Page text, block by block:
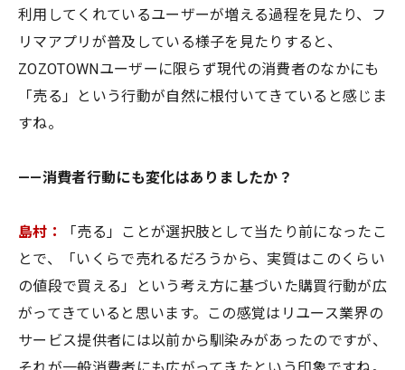
利用してくれているユーザーが増える過程を見たり、フ
リマアプリが普及している様子を見たりすると、
ZOZOTOWNユーザーに限らず現代の消費者のなかにも
「売る」という行動が自然に根付いてきていると感じま
すね。
——消費者行動にも変化はありましたか？
島村：
「売る」ことが選択肢として当たり前になったこ
とで、「いくらで売れるだろうから、実質はこのくらい
の値段で買える」という考え方に基づいた購買行動が広
がってきていると思います。この感覚はリユース業界の
サービス提供者には以前から馴染みがあったのですが、